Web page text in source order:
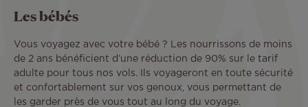
Les bébés
Vous voyagez avec votre bébé ? Les nourrissons de moins
de 2 ans bénéficient d’une réduction de 90% sur le tarif
adulte pour tous nos vols. Ils voyageront en toute sécurité
et confortablement sur vos genoux, vous permettant de
les garder près de vous tout au long du voyage.